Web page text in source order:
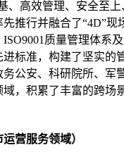
、高效管理、安全至
推行并融合了“4D”现
质量管理体系
进标准，构建了坚实的
公安、科研院所、军
，积累了丰富的跨场
营服务领域）